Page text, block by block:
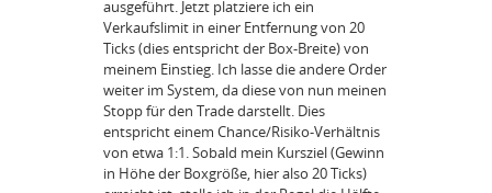
ausgeführt. Jetzt platziere ich ein
Verkaufslimit in einer Entfernung von 20
Ticks (dies entspricht der Box-Breite) von
meinem Einstieg. Ich lasse die andere Order
weiter im System, da diese von nun meinen
Stopp für den Trade darstellt. Dies
entspricht einem Chance/Risiko-Verhältnis
von etwa 1:1. Sobald mein Kursziel (Gewinn
in Höhe der Boxgröße, hier also 20 Ticks)